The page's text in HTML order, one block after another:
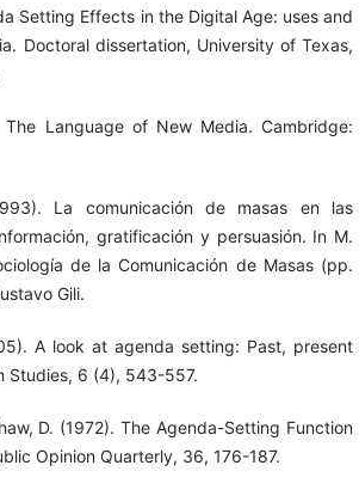
Setting Effects in the Digital Age: uses and
Doctoral dissertation, University of Texas,
Language of New Media. Cambridge:
La comunicación de masas en las
gratificación y persuasión. In M.
de la Comunicación de Masas (pp.
Gili.
A look at agenda setting: Past, present
Studies, 6 (4), 543-557.
D. (1972). The Agenda-Setting Function
Opinion Quarterly, 36, 176-187.